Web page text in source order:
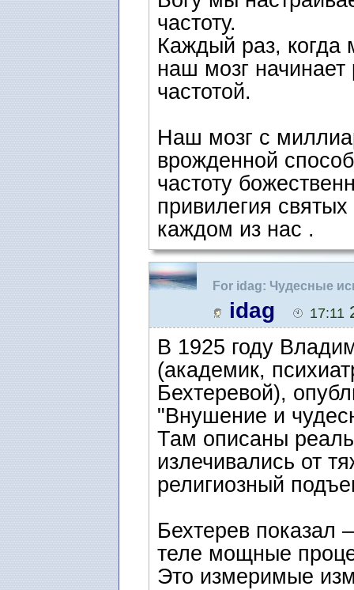
частоту.
Каждый раз, когда
наш мозг начинает
частотой.
Наш мозг с
врожденной
частоту
привилегия
каждом из нас .
For idag: Чудесные
idag 17:11
В 1925 году
(академик,
Бехтеревой),
"Внушение и
Там описаны
излечивались от
религиозный
Бехтерев показал
теле мощные
Это измеримые